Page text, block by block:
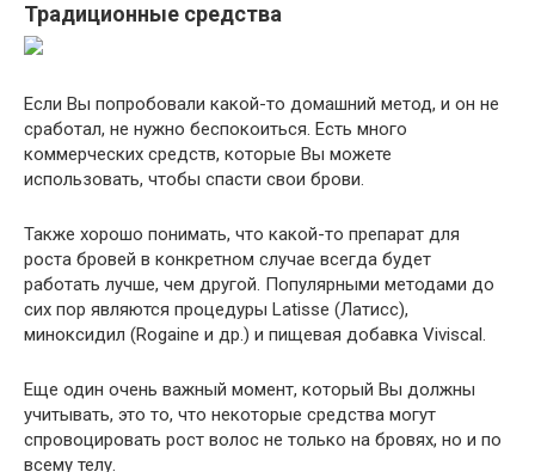
Традиционные средства
Если Вы попробовали какой-то домашний метод, и он не
сработал, не нужно беспокоиться. Есть много
коммерческих средств, которые Вы можете
использовать, чтобы спасти свои брови.
Также хорошо понимать, что какой-то препарат для
роста бровей в конкретном случае всегда будет
работать лучше, чем другой. Популярными методами до
сих пор являются процедуры Latisse (Латисс),
миноксидил (Rogaine и др.) и пищевая добавка Viviscal.
Еще один очень важный момент, который Вы должны
учитывать, это то, что некоторые средства могут
спровоцировать рост волос не только на бровях, но и по
всему телу.